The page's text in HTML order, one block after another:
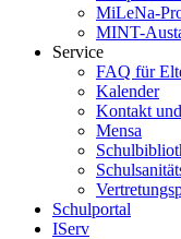
MiLeNa-
MINT-
Service
FAQ für
Kalender
Kontakt
Mensa
Schulportal
IServ